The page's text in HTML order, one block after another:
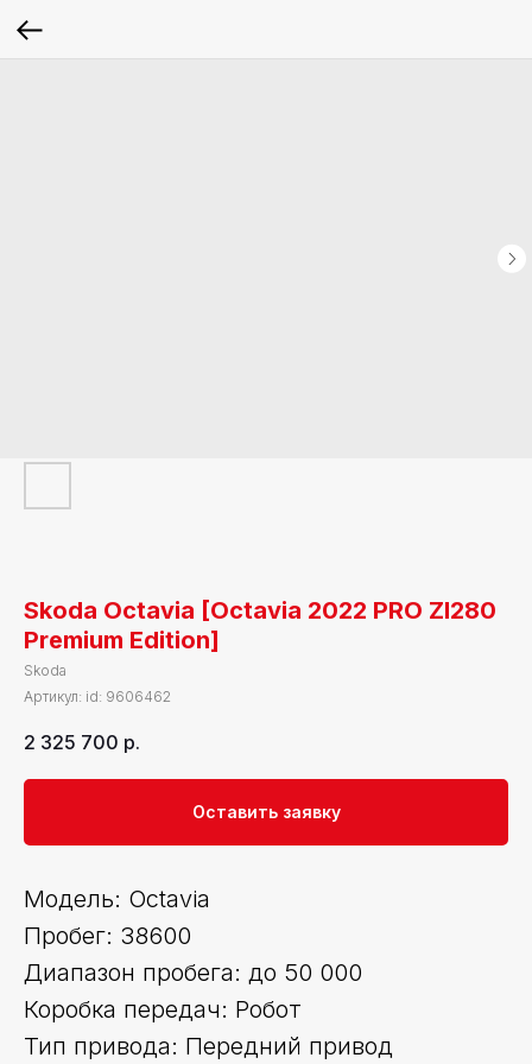
Skoda Octavia [Octavia 2022 PRO ZI280
Premium Edition]
Skoda
Артикул: id: 9606462
2 325 700 р.
Оставить заявку
Модель: Octavia
Пробег: 38600
Диапазон пробега: до 50 000
Коробка передач: Робот
Тип привода: Передний привод